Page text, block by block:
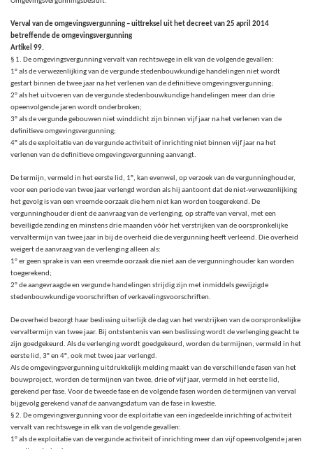
Verval van de omgevingsvergunning – uittreksel uit het decreet van 25 april 2014
betreffende de omgevingsvergunning
Artikel 99.
§ 1. De omgevingsvergunning vervalt van rechtswege in elk van de volgende gevallen:
1° als de verwezenlijking van de vergunde stedenbouwkundige handelingen niet wordt
gestart binnen de twee jaar na het verlenen van de definitieve omgevingsvergunning;
2° als het uitvoeren van de vergunde stedenbouwkundige handelingen meer dan drie
opeenvolgende jaren wordt onderbroken;
3° als de vergunde gebouwen niet winddicht zijn binnen vijf jaar na het verlenen van de
definitieve omgevingsvergunning;
4° als de exploitatie van de vergunde activiteit of inrichting niet binnen vijf jaar na het
verlenen van de definitieve omgevingsvergunning aanvangt.
De termijn, vermeld in het eerste lid, 1°, kan evenwel, op verzoek van de vergunninghouder,
voor een periode van twee jaar verlengd worden als hij aantoont dat de niet-verwezenlijking
het gevolg is van een vreemde oorzaak die hem niet kan worden toegerekend. De
vergunninghouder dient de aanvraag van de verlenging, op straffe van verval, met een
beveiligde zending en minstens drie maanden vóór het verstrijken van de oorspronkelijke
vervaltermijn van twee jaar in bij de overheid die de vergunning heeft verleend. Die overheid
weigert de aanvraag van de verlenging alleen als:
1° er geen sprake is van een vreemde oorzaak die niet aan de vergunninghouder kan worden
toegerekend;
2° de aangevraagde en vergunde handelingen strijdig zijn met inmiddels gewijzigde
stedenbouwkundige voorschriften of verkavelingsvoorschriften.
De overheid bezorgt haar beslissing uiterlijk de dag van het verstrijken van de oorspronkelijke
vervaltermijn van twee jaar. Bij ontstentenis van een beslissing wordt de verlenging geacht te
zijn goedgekeurd. Als de verlenging wordt goedgekeurd, worden de termijnen, vermeld in het
eerste lid, 3° en 4°, ook met twee jaar verlengd.
Als de omgevingsvergunning uitdrukkelijk melding maakt van de verschillende fasen van het
bouwproject, worden de termijnen van twee, drie of vijf jaar, vermeld in het eerste lid,
gerekend per fase. Voor de tweede fase en de volgende fasen worden de termijnen van verval
bijgevolg gerekend vanaf de aanvangsdatum van de fase in kwestie.
§ 2. De omgevingsvergunning voor de exploitatie van een ingedeelde inrichting of activiteit
vervalt van rechtswege in elk van de volgende gevallen:
1° als de exploitatie van de vergunde activiteit of inrichting meer dan vijf opeenvolgende jaren